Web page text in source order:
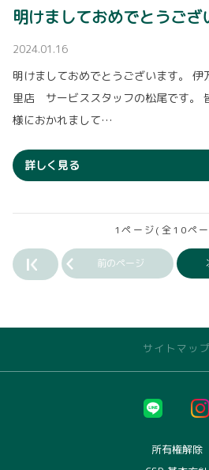
明けましておめでとうござ
2024.01.16
明けましておめでとうございます。 伊
里店 サービススタッフの松尾です。
様におかれまして…
詳しく見る
1ページ(全10ペ
前のページ
サイトマップ
所有権解除